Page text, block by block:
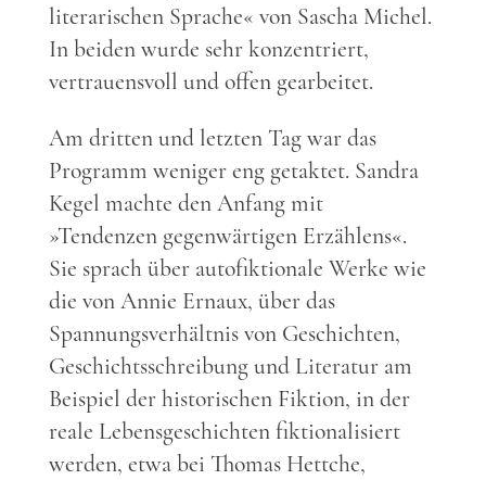
literarischen Sprache« von Sascha Michel.
In beiden wurde sehr konzentriert,
vertrauensvoll und offen gearbeitet.
Am dritten und letzten Tag war das
Programm weniger eng getaktet. Sandra
Kegel machte den Anfang mit
»Tendenzen gegenwärtigen Erzählens«.
Sie sprach über autofiktionale Werke wie
die von Annie Ernaux, über das
Spannungsverhältnis von Geschichten,
Geschichtsschreibung und Literatur am
Beispiel der historischen Fiktion, in der
reale Lebensgeschichten fiktionalisiert
werden, etwa bei Thomas Hettche,